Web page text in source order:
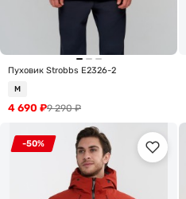
Пуховик Strobbs E2326-2
M
9 290₽
4 690 ₽
-50%